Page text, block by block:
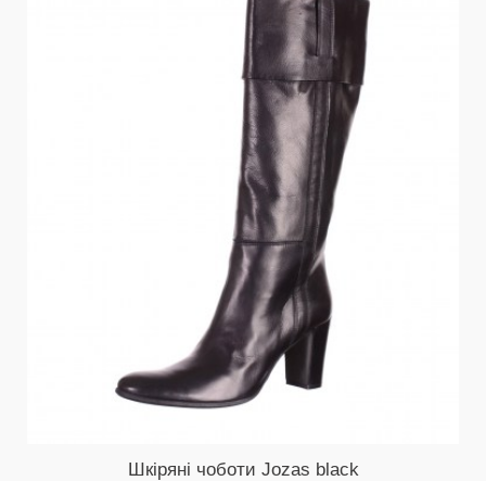
Шкіряні чоботи Jozas black